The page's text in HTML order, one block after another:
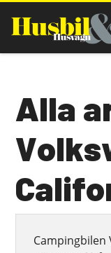
huvudinnehåll
Alla
Campingbilen